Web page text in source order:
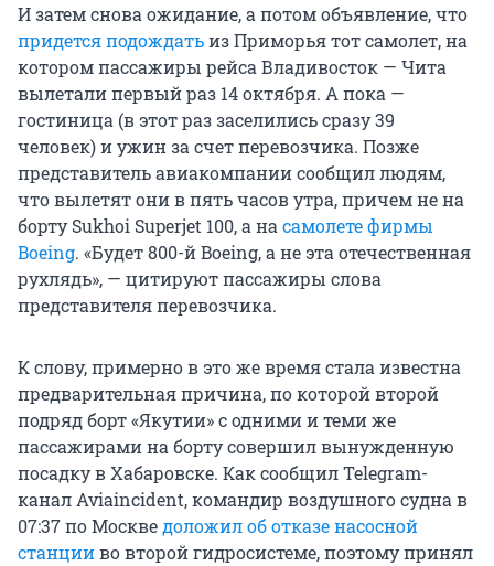
И затем снова ожидание, а потом объявление, что
придется подождатьиз Приморья тот самолет, на
котором пассажиры рейса Владивосток — Чита
вылетали первый раз 14 октября. А пока —
гостиница (в этот раз заселились сразу 39
человек) и ужин за счет перевозчика. Позже
представитель авиакомпании сообщил людям,
что вылетят они в пять часов утра, причем не на
борту Sukhoi Superjet 100, а на самолете фирмы
Boeing. «Будет 800-й Boeing, а не эта отечественная
рухлядь», — цитируют пассажиры слова
представителя перевозчика.
К слову, примерно в это же время стала известна
предварительная причина, по которой второй
подряд борт «Якутии» с одними и теми же
пассажирами на борту совершил вынужденную
посадку в Хабаровске. Как сообщил Telegram-
канал Aviaincident, командир воздушного судна в
07:37 по Москведоложил об отказе насосной
станцииво второй гидросистеме, поэтому принял